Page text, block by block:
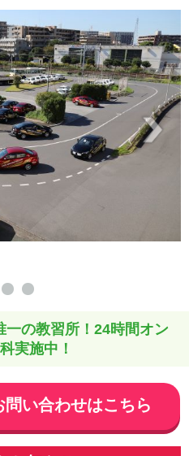
一の教習所！24時間オン
実施中！
い合わせはこちら